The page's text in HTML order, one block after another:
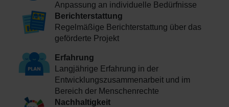
Anpassung an individuelle Bedürfnisse
Berichterstattung
Regelmäßige Berichterstattung über das
geförderte Projekt
Erfahrung
Langjährige Erfahrung in der
Entwicklungszusammenarbeit und im
Bereich der Menschenrechte
Nachhaltigkeit